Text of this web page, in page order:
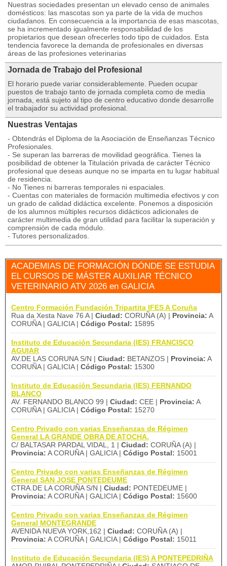
Nuestras sociedades presentan un elevado censo de animales
domésticos: las mascotas son ya parte de la vida de muchos
ciudadanos. En consecuencia a la importancia de esas mascotas,
se ha incrementado igualmente responsabilidad de los
propietarios que desean ofrecerles todo tipo de cuidados. Esta
tendencia favorece la demanda de profesionales en diversas
áreas de las profesiones veterinarias
Jornada de Trabajo del Profesional
El horario puede variar considerablemente. Pueden ocupar
puestos de trabajo tanto de jornada completa como de media
jornada, está sujeto al tipo de centro educativo donde desarrolle
el trabajador su actividad profesional.
Nuestras Ventajas
- Obtendrás el Diploma de la Asociación de Enseñanzas Técnico
Profesionales.
- Se superan las barreras de movilidad geográfica. Tienes la
posibilidad de obtener la Titulación privada de carácter Técnico
profesional que deseas aunque no se imparta en tu lugar habitual
de residencia.
- No Tienes ni barreras temporales ni espaciales.
- Cuentas con materiales de formación multimedia efectivos y con
un grado de calidad didáctica excelente. Ponemos a disposición
de los alumnos múltiples recursos didácticos adicionales de
carácter multimedia de gran utilidad para facilitar la superación y
comprensión de cada módulo.
- Tutores personalizados.
ACADEMIAS DE FORMACIÓN DÓNDE SE ESTUDIA
EL CURSOS DE MÁSTER AUXILIAR TÉCNICO
VETERINARIO ATV 2026 en GALICIA
Centro Formación Fundación Tripartita IFES A Coruña
Rua da Xesta Nave 76 A | Ciudad: CORUÑA (A) | Provincia: A
CORUÑA | GALICIA | Código Postal: 15895
Instituto de Educación Secundaria (IES) FRANCISCO
AGUIAR
AV.DE LAS CORUNA S/N | Ciudad: BETANZOS | Provincia: A
CORUÑA | GALICIA | Código Postal: 15300
Instituto de Educación Secundaria (IES) FERNANDO
BLANCO
AV. FERNANDO BLANCO 99 | Ciudad: CEE | Provincia: A
CORUÑA | GALICIA | Código Postal: 15270
Centro Privado con varias Enseñanzas de Régimen
General LA GRANDE OBRA DE ATOCHA.
C/ BALTASAR PARDAL VIDAL, 1 | Ciudad: CORUÑA (A) |
Provincia: A CORUÑA | GALICIA | Código Postal: 15001
Centro Privado con varias Enseñanzas de Régimen
General SAN JOSE PONTEDEUME
CTRA.DE LA CORUÑA S/N | Ciudad: PONTEDEUME |
Provincia: A CORUÑA | GALICIA | Código Postal: 15600
Centro Privado con varias Enseñanzas de Régimen
General MONTEGRANDE
AVENIDA NUEVA YORK,162 | Ciudad: CORUÑA (A) |
Provincia: A CORUÑA | GALICIA | Código Postal: 15011
Instituto de Educación Secundaria (IES) A PONTEPEDRIÑA